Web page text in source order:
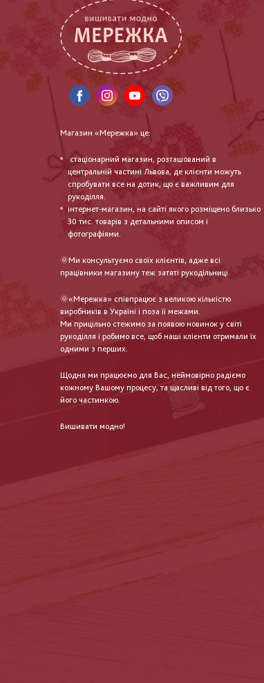
Магазин «Мережка» це:
стаціонарний магазин, розташований в
центральній частині Львова, де клієнти можуть
спробувати все на дотик, що є важливим для
рукоділля.
інтернет-магазин, на сайті якого розміщено близько
30 тис. товарів з детальними описом і
фотографіями.
🌞Ми консультуємо своїх клієнтів, адже всі
працівники магазину теж затяті рукодільниці.
🌞«Мережка» співпрацює з великою кількістю
виробників в Україні і поза її межами.
Ми прицільно стежимо за появою новинок у світі
рукоділля і робимо все, щоб наші клієнти отримали їх
одними з перших.
Щодня ми працюємо для Вас, неймовірно радіємо
кожному Вашому процесу, та щасливі від того, що є
його частинкою.
Вишивати модно!